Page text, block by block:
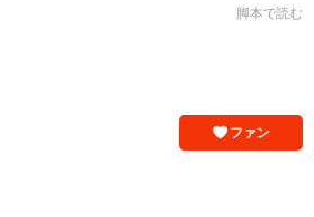
脚本で読む
ファン